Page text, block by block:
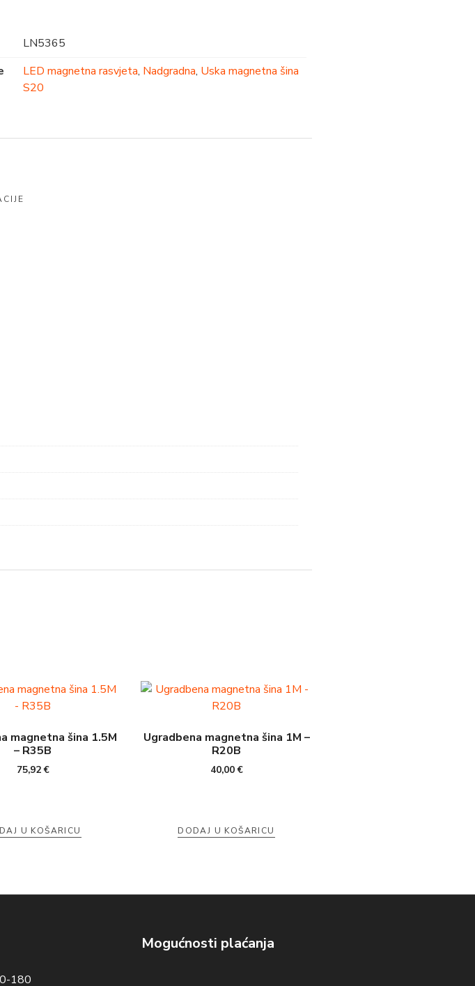
LN5365
LED magnetna rasvjeta, Nadgradna, Uska magnetna šina
S20
magnetna šina 1.5M
– R35B
75,92€
U KOŠARICU
Ugradbena magnetna šina 1M –
R20B
40,00€
DODAJ U KOŠARICU
180
Mogućnosti plaćanja